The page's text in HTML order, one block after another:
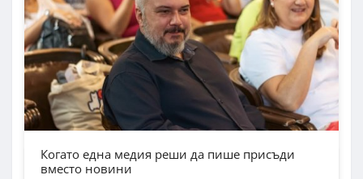
Когато една медия реши да пише присъди
вместо новини